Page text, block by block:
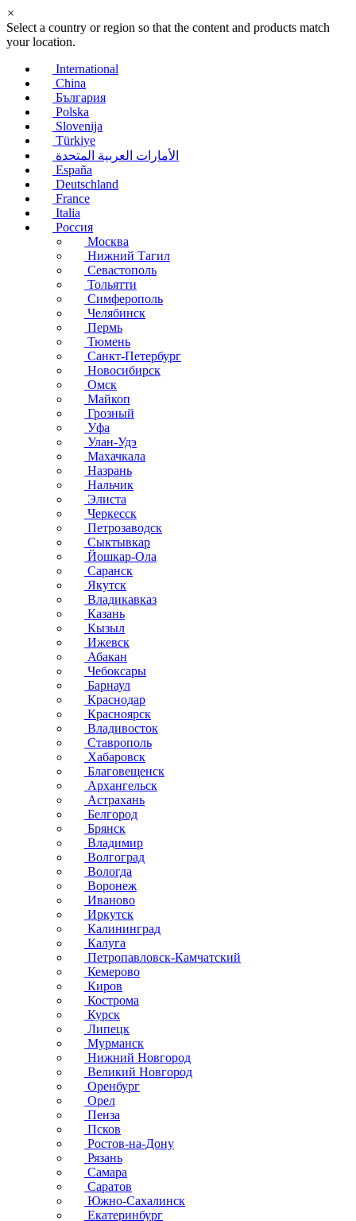
×
Select a country or region so that the content and products match
your location.
International
China
България
Polska
Slovenija
Türkiye
الأمارات العربية المتحدة
España
Deutschland
France
Italia
Россия
Москва
Нижний Тагил
Севастополь
Тольятти
Симферополь
Челябинск
Пермь
Тюмень
Санкт-Петербург
Новосибирск
Омск
Майкоп
Грозный
Уфа
Улан-Удэ
Махачкала
Назрань
Нальчик
Элиста
Черкесск
Петрозаводск
Сыктывкар
Йошкар-Ола
Саранск
Якутск
Владикавказ
Казань
Кызыл
Ижевск
Абакан
Чебоксары
Барнаул
Краснодар
Красноярск
Владивосток
Ставрополь
Хабаровск
Благовещенск
Архангельск
Астрахань
Белгород
Брянск
Владимир
Волгоград
Вологда
Воронеж
Иваново
Иркутск
Калининград
Калуга
Петропавловск-Камчатский
Кемерово
Киров
Кострома
Курск
Липецк
Мурманск
Нижний Новгород
Великий Новгород
Оренбург
Орел
Пенза
Псков
Ростов-на-Дону
Рязань
Самара
Саратов
Южно-Сахалинск
Екатеринбург